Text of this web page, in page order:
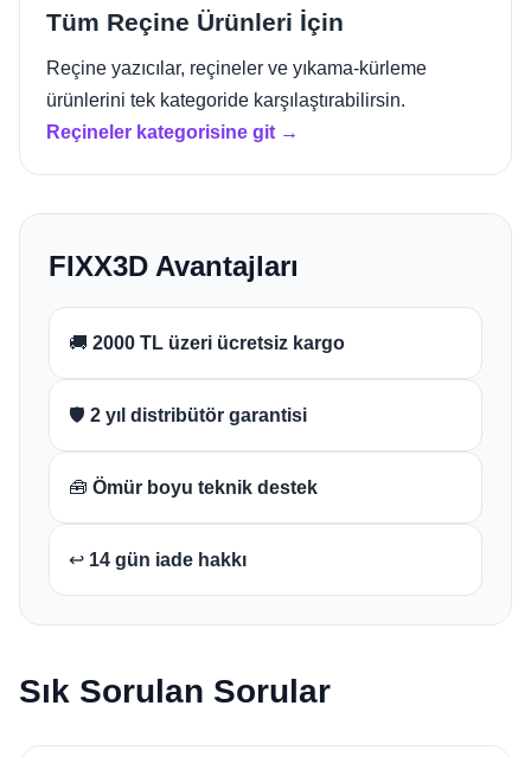
Tüm Reçine Ürünleri İçin
Reçine yazıcılar, reçineler ve yıkama-kürleme
ürünlerini tek kategoride karşılaştırabilirsin.
Reçineler kategorisine git →
FIXX3D Avantajları
🚚 2000 TL üzeri ücretsiz kargo
🛡️ 2 yıl distribütör garantisi
🧰 Ömür boyu teknik destek
↩️ 14 gün iade hakkı
Sık Sorulan Sorular